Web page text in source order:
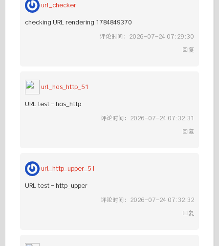
url_checker
checking URL rendering 1784849370
评论时间：2026-07-24 07:29:30
回复
url_has_http_51
URL test - has_http
评论时间：2026-07-24 07:32:31
回复
url_http_upper_51
URL test - http_upper
评论时间：2026-07-24 07:32:32
回复